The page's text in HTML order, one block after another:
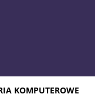
KOMPUTEROWE